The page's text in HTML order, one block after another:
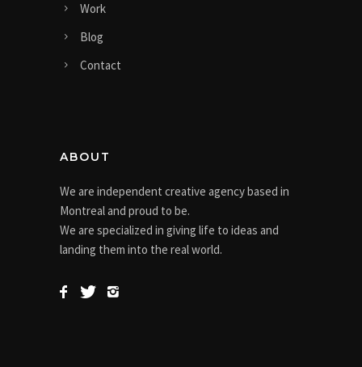
Work
Blog
Contact
ABOUT
We are independent creative agency based in
Montreal and proud to be.
We are specialized in giving life to ideas and
landing them into the real world.